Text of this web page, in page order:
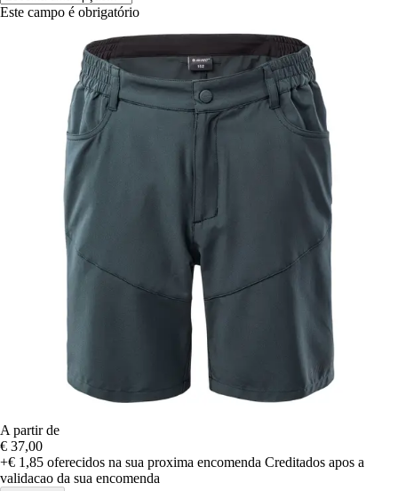
Este campo é obrigatório
A partir de
€ 37,00
+€ 1,85 oferecidos na sua proxima encomenda Creditados apos a
validacao da sua encomenda